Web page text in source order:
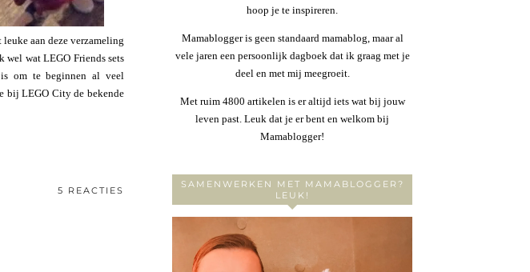
aan deze verzameling
wat LEGO Friends sets
om te beginnen al veel
bij LEGO City de bekende
5 REACTIES
hoop je te inspireren.
Mamablogger is geen standaard mamablog, maar al
vele jaren een persoonlijk dagboek dat ik graag met je
deel en met mij meegroeit.
Met ruim 4800 artikelen is er altijd iets wat bij jouw
leven past. Leuk dat je er bent en welkom bij
Mamablogger!
SAMENWERKEN MET MAMABLOGGER?
LEUK!